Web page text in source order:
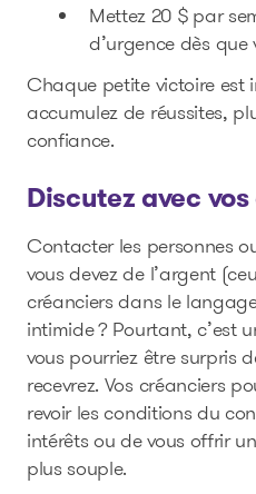
Mettez 20 $ par
d’urgence dès que
Chaque petite victoire est
accumulez de réussites,
confiance.
Discutez avec
Contacter les personnes
vous devez de l’argent
créanciers dans le
intimide ? Pourtant, c’est
vous pourriez être surpris
recevrez. Vos créanciers
revoir les conditions du
intérêts ou de vous offrir
plus souple.